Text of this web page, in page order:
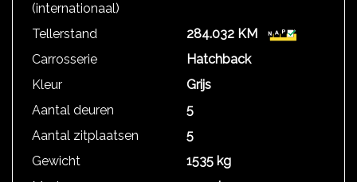
(internationaal)
Tellerstand
284.032 KM
Carrosserie
Hatchback
Kleur
Grijs
Aantal deuren
5
Aantal zitplaatsen
5
Gewicht
1535 kg